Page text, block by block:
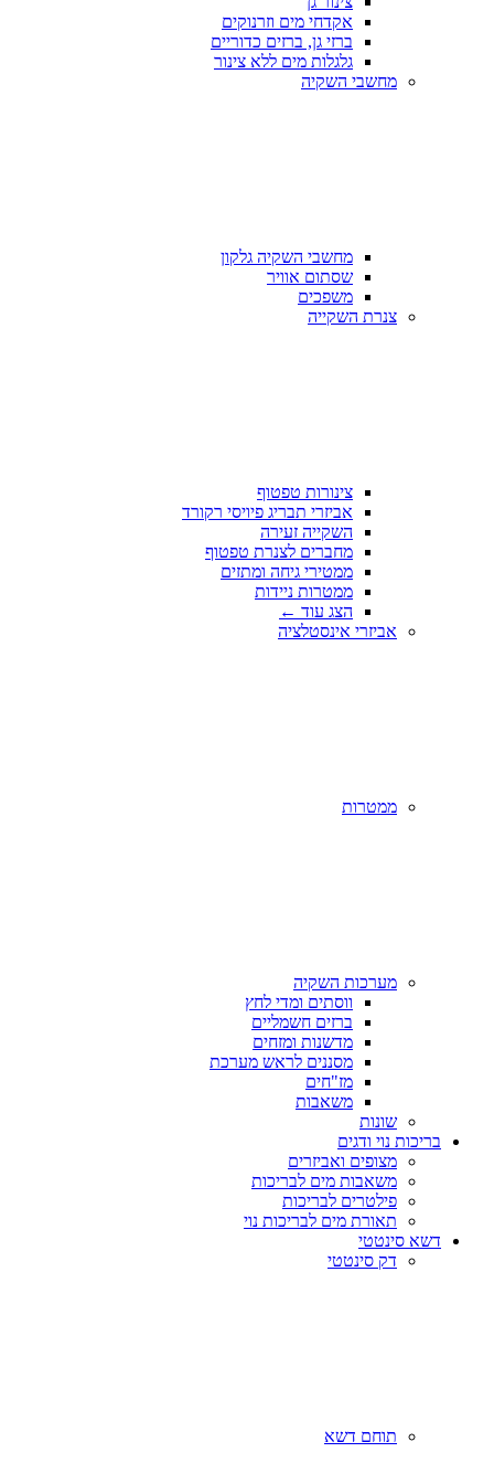
אקדחי מים וזרנוקים
ברזי גן, ברזים כדוריים
גלגלות מים ללא צינור
מחשבי השקיה
מחשבי השקיה גלקון
שסתום אוויר
משפכים
צנרת השקייה
צינורות טפטוף
אביזרי תבריג פיויסי רקורד
השקייה זעירה
מחברים לצנרת טפטוף
ממטירי גיחה ומתזים
ממטרות ניידות
הצג עוד ←
אביזרי אינסטלציה
ממטרות
מערכות השקיה
ווסתים ומדי לחץ
ברזים חשמליים
מדשנות ומזחים
מסננים לראש מערכת
מז"חים
משאבות
שונות
בריכות נוי ודגים
מצופים ואביזרים
משאבות מים לבריכות
פילטרים לבריכות
תאורת מים לבריכות נוי
דשא סינטטי
דק סינטטי
תוחם דשא